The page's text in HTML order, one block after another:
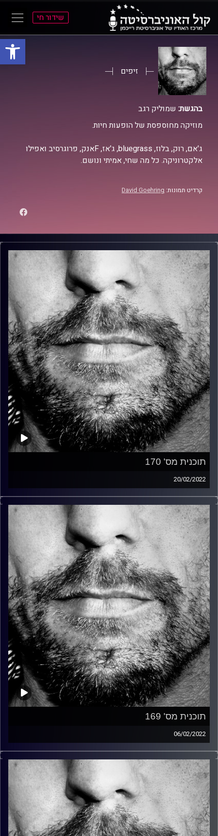
פתח
התפריט
הראשי
התוכן
הראשי
שידור חי
זיפים
בהגשת: שמוליק רגב
מוזיקה מחוספסת של הופעות חיות.
ג'אם, רוק, בלוז, bluegrass, ג'אז, Fאנק, פרוגרסיב ואפילו
אלקטרוניקה. כל מה שחי, אמיתי ונושם.
קרדיט תמונות: David Goehring
תוכנית מס' 170
20/02/2022
זיפים, מוזיקה מחוספסת של הופעות חיות. הרבה ג'אם, רוק,
בלוז, bluegrass, ג'אז, Fאנק, פרוגרסיב ואפילו אלקטרוניקה.
כל מה שחי, אמיתי ונושם.
עם שמוליק רגב.
קרדיט תמונות: David Goehring
תוכנית מס' 169
06/02/2022
זיפים, מוזיקה מחוספסת של הופעות חיות. הרבה ג'אם, רוק,
בלוז, bluegrass, ג'אז, Fאנק, פרוגרסיב ואפילו אלקטרוניקה.
כל מה שחי, אמיתי ונושם.
עם שמוליק רגב.
קרדיט תמונות: David Goehring